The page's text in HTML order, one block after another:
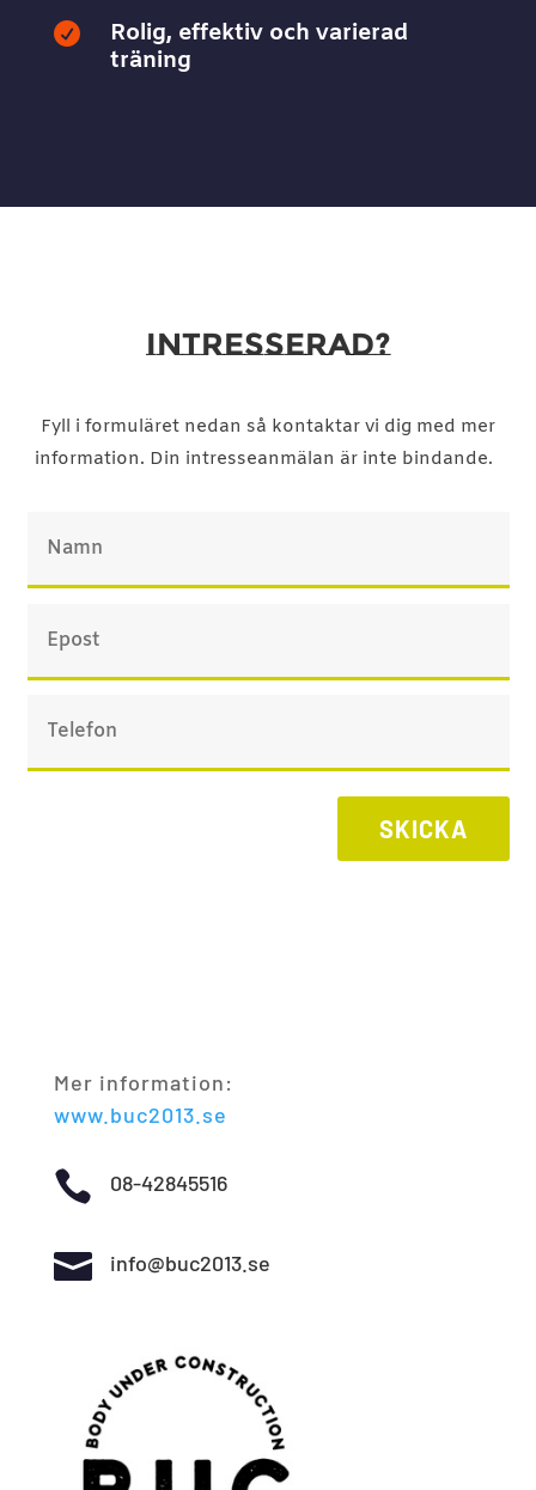

Rolig, effektiv och varierad
träning
INTRESSERAD?
Fyll i formuläret nedan så kontaktar vi dig med mer
information. Din intresseanmälan är inte bindande.
SKICKA
Mer information:
www.buc2013.se
 08-42845516
 info@buc2013.se